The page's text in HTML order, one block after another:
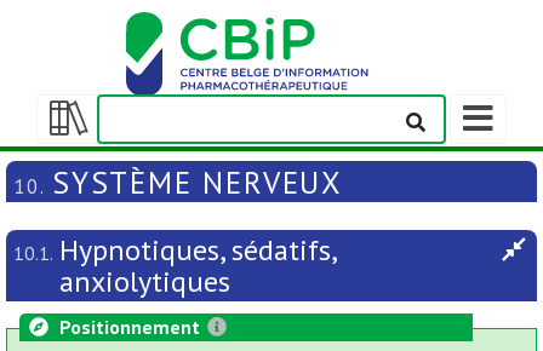
Afficher/masquer
la
table
matières
Afficher/
la
barre
navigation
10. SYSTÈME NERVEUX
10.1. Hypnotiques, sédatifs,
anxiolytiques
Positionnement